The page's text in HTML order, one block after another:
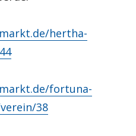
hertha-
fortuna-
38